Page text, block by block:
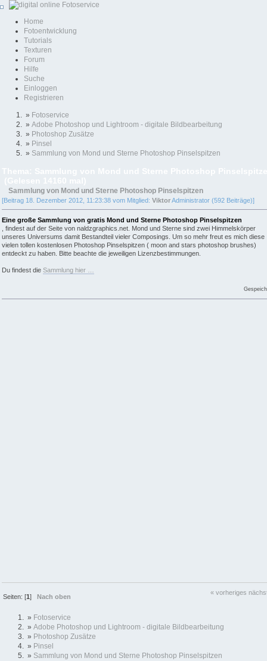
Home
Fotoentwicklung
Tutorials
Texturen
Forum
Hilfe
Suche
Einloggen
Registrieren
» Fotoservice
» Adobe Photoshop und Lightroom - digitale Bildbearbeitung
» Photoshop Zusätze
» Pinsel
» Sammlung von Mond und Sterne Photoshop Pinselspitzen
Sammlung von Mond und Sterne Photoshop Pinselspitzen
[Beitrag 18. Dezember 2012, 11:23:38 vom Mitglied: ViktorAdministrator (592 Beiträge)]
Eine große Sammlung von gratis Mond und Sterne Photoshop Pinselspitzen
, findest auf der Seite von naldzgraphics.net. Mond und Sterne sind zwei Himmelskörper
unseres Universums damit Bestandteil vieler Composings. Um so mehr freut es mich diese
vielen tollen kostenlosen Photoshop Pinselspitzen ( moon and stars photoshop brushes)
entdeckt zu haben. Bitte beachte die jeweiligen Lizenzbestimmungen.
Du findest die Sammlung hier …
Seiten: [1]Nach oben
« vorheriges
» Fotoservice
» Adobe Photoshop und Lightroom - digitale Bildbearbeitung
» Photoshop Zusätze
» Pinsel
» Sammlung von Mond und Sterne Photoshop Pinselspitzen